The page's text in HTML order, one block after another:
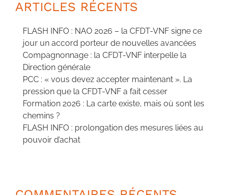
ARTICLES RÉCENTS
FLASH INFO : NAO 2026 – la CFDT-VNF signe ce
jour un accord porteur de nouvelles avancées
Compagnonnage : la CFDT-VNF interpelle la
Direction générale
PCC : « vous devez accepter maintenant ». La
pression que la CFDT-VNF a fait cesser
Formation 2026 : La carte existe, mais où sont les
chemins ?
FLASH INFO : prolongation des mesures liées au
pouvoir d’achat